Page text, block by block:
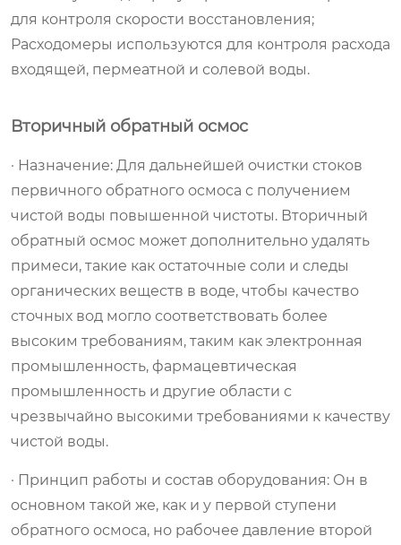
для контроля скорости восстановления;
Расходомеры используются для контроля расхода
входящей, пермеатной и солевой воды.
Вторичный обратный осмос
· Назначение: Для дальнейшей очистки стоков
первичного обратного осмоса с получением
чистой воды повышенной чистоты. Вторичный
обратный осмос может дополнительно удалять
примеси, такие как остаточные соли и следы
органических веществ в воде, чтобы качество
сточных вод могло соответствовать более
высоким требованиям, таким как электронная
промышленность, фармацевтическая
промышленность и другие области с
чрезвычайно высокими требованиями к качеству
чистой воды.
· Принцип работы и состав оборудования: Он в
основном такой же, как и у первой ступени
обратного осмоса, но рабочее давление второй